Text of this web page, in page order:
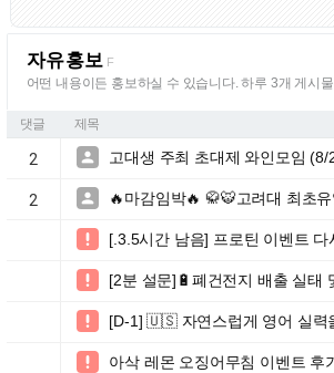
자유홍보 F
어떤 내용이든 홍보하실 수 있습니다. 하루 3개 게시
댓글 제목
2  고대생 주최 초대제 와인모임 (8/
2  🔥마감임박🔥 🥋🐯고려대 최초
 [.3.5시간 남음] 프로틴 이벤트
 [2분 설문]🔋폐건전지 배출 실태
 [D-1] 🇺🇸 자연스럽게 영어 실력
 아삭 레몬 오징어무침 이벤트 후